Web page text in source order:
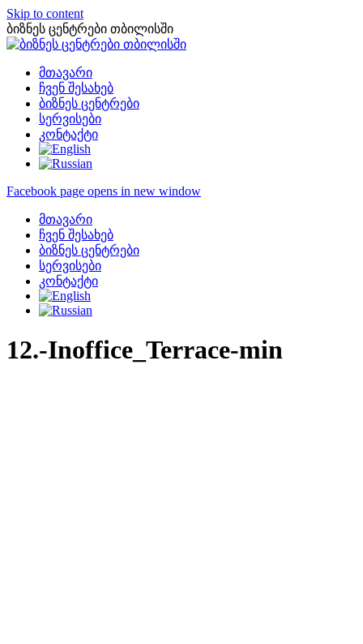
Skip to content
ბიზნეს ცენტრები თბილისში
მთავარი
ჩვენ შესახებ
ბიზნეს ცენტრები
სერვისები
კონტაქტი
Facebook page opens in new window
მთავარი
ჩვენ შესახებ
ბიზნეს ცენტრები
სერვისები
კონტაქტი
12.-Inoffice_Terrace-min